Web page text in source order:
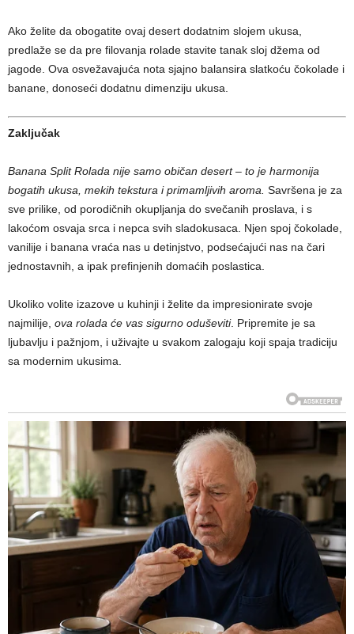
Ako želite da obogatite ovaj desert dodatnim slojem ukusa,
predlaže se da pre filovanja rolade stavite tanak sloj džema od
jagode. Ova osvežavajuća nota sjajno balansira slatkoću čokolade i
banane, donoseći dodatnu dimenziju ukusa.
Zaključak
Banana Split Rolada nije samo običan desert – to je harmonija
bogatih ukusa, mekih tekstura i primamljivih aroma. Savršena je za
sve prilike, od porodičnih okupljanja do svečanih proslava, i s
lakoćom osvaja srca i nepca svih sladokusaca. Njen spoj čokolade,
vanilije i banana vraća nas u detinjstvo, podsećajući nas na čari
jednostavnih, a ipak prefinjenih domaćih poslastica.
Ukoliko volite izazove u kuhinji i želite da impresionirate svoje
najmilije, ova rolada će vas sigurno oduševiti. Pripremite je sa
ljubavlju i pažnjom, i uživajte u svakom zalogaju koji spaja tradiciju
sa modernim ukusima.